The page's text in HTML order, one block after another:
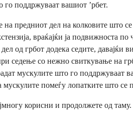
го поддржуваат вашиот ’рбет.
предниот дел на колковите што
враќајќи ја подвижноста
од грбот додека седите, давајќи
седење со нежно свиткување на
мускулите што го поддржуваат
помеѓу лопатките што се
корисни и продолжете од